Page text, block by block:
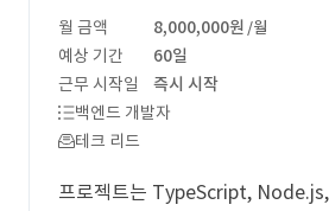
월 금액 8,000,000원 /월
예상 기간
60일
근무 시작일
즉시 시작
백엔드 개발자
테크 리드
프로젝트는 TypeScript,